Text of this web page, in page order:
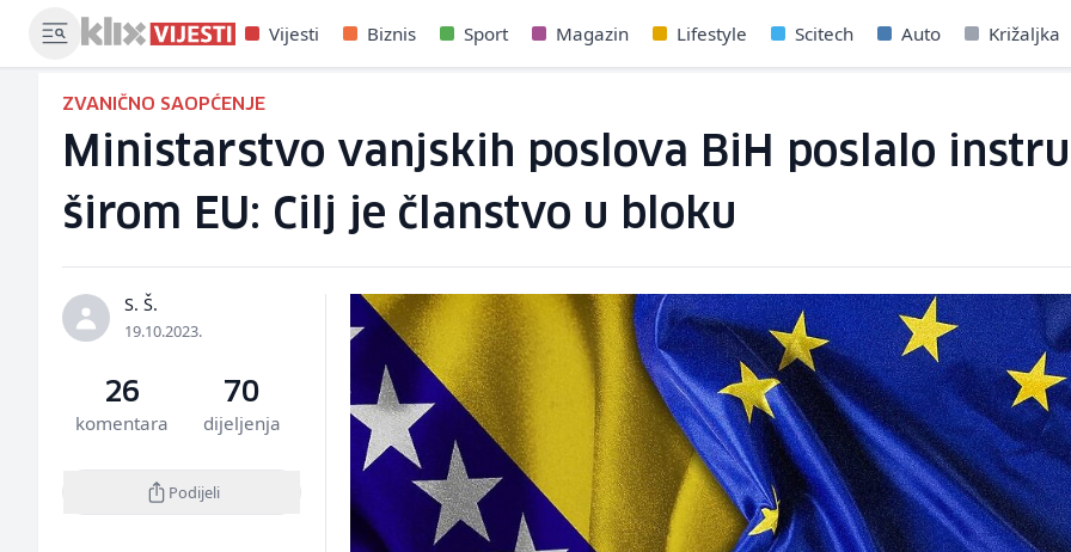
Vijesti Biznis Sport Magazin Lifestyle Scitech Auto Križaljka
ZVANIČNO SAOPĆENJE
Ministarstvo vanjskih poslova BiH poslalo
širom EU: Cilj je članstvo u bloku
S. Š.
19.10.2023.
26
komentara
70
dijeljenja
Podijeli